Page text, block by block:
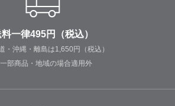
一律495円（税込）
・沖縄・離島は1,650円（税込）
部商品・地域の場合適用外